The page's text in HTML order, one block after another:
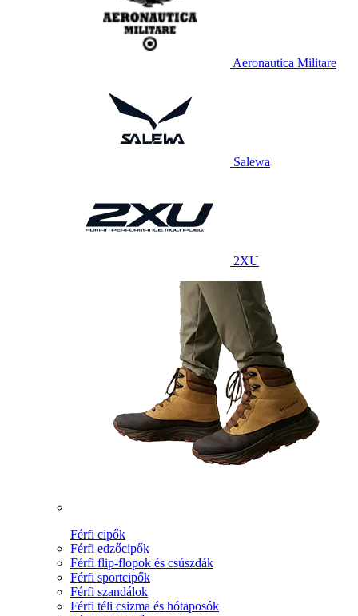
Aeronautica Militare
Salewa
2XU
Férfi cipők
Férfi edzőcipők
Férfi flip-flopok és csúszdák
Férfi sportcipők
Férfi szandálok
Férfi téli csizma és hótaposók